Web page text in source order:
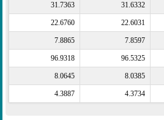
31.6332
31.7363
22.6031
22.6760
7.8597
7.8865
96.5325
96.9318
8.0385
8.0645
4.3734
4.3887